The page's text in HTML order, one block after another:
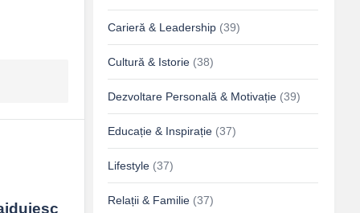
Carieră & Leadership (39)
Cultură & Istorie (38)
Dezvoltare Personală & Motivație (39)
Educație & Inspirație (37)
Lifestyle (37)
Relații & Familie (37)